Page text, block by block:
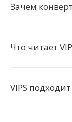
Зачем
Что читает
VIPS